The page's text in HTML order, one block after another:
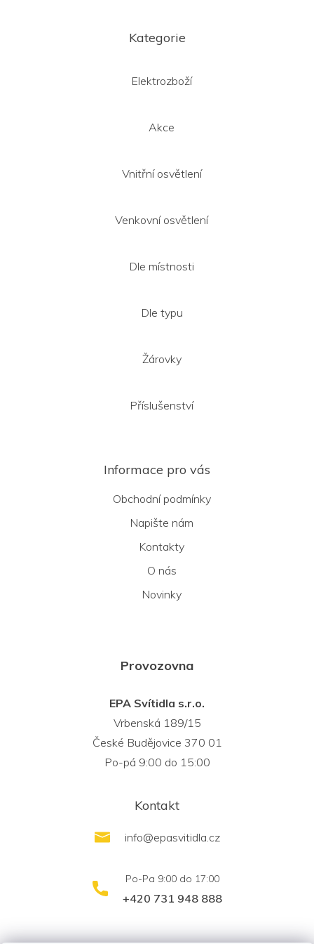
Kategorie
Elektrozboží
Akce
Vnitřní osvětlení
Venkovní osvětlení
Dle místnosti
Dle typu
Žárovky
Příslušenství
Informace pro vás
Obchodní podmínky
Napište nám
Kontakty
O nás
Novinky
Provozovna
EPA Svítidla s.r.o.
Vrbenská 189/15
České Budějovice 370 01
Po-pá 9:00 do 15:00
Kontakt
info@epasvitidla.cz
+420 731 948 888